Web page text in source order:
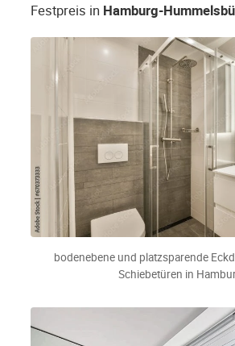
Festpreis in Hamburg-
bodenebene und platzsparende
Schiebetüren in